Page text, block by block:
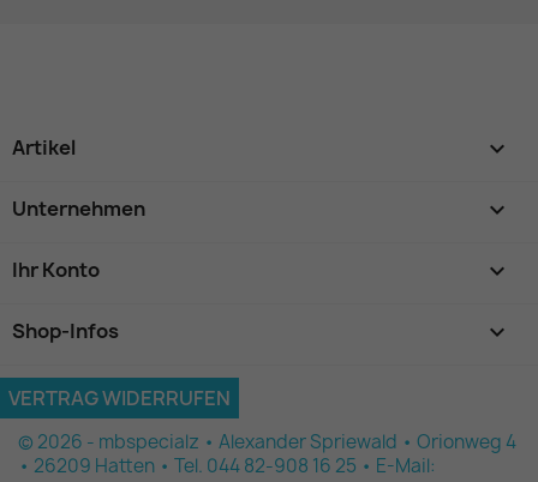
Artikel 
Unternehmen 
Ihr Konto 
Shop-Infos keyboard_arrow_down
VERTRAG WIDERRUFEN
© 2026 - mbspecialz • Alexander Spriewald • Orionweg 4
• 26209 Hatten • Tel. 044 82-908 16 25 • E-Mail: